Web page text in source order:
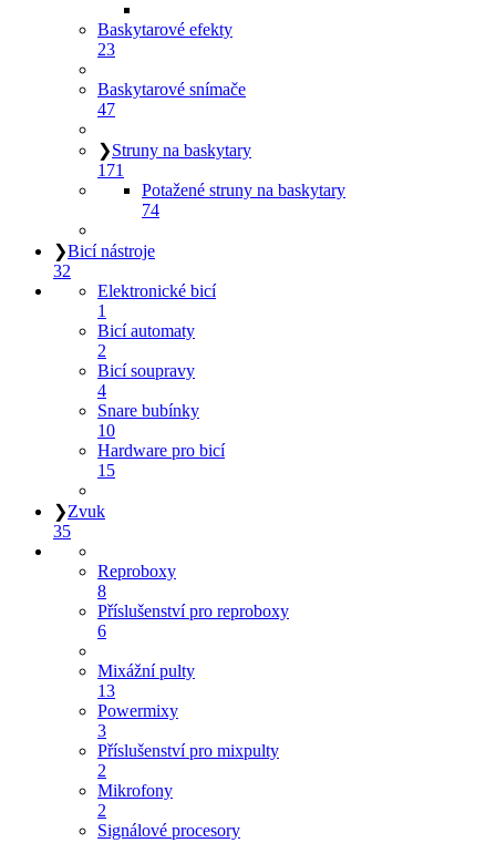
Baskytarové efekty
23
Baskytarové snímače
47
❯Struny na baskytary
171
Potažené struny na baskytary
74
❯Bicí nástroje
32
Elektronické bicí
1
Bicí automaty
2
Bicí soupravy
4
Snare bubínky
10
Hardware pro bicí
15
❯Zvuk
35
Reproboxy
8
Příslušenství pro reproboxy
6
Mixážní pulty
13
Powermixy
3
Příslušenství pro mixpulty
2
Mikrofony
2
Signálové procesory